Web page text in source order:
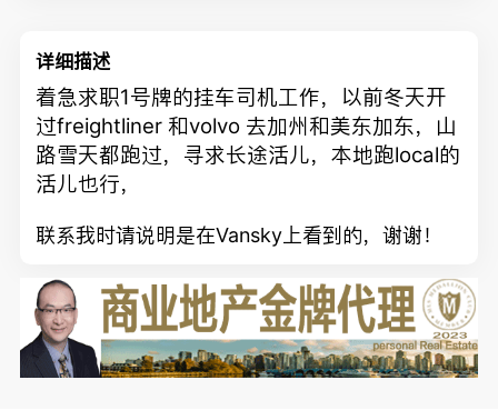
详细描述
着急求职1号牌的挂车司机工作，以前冬天开
过freightliner 和volvo 去加州和美东加东，山
路雪天都跑过，寻求长途活儿，本地跑local的
活儿也行，
联系我时请说明是在Vansky上看到的，谢谢！